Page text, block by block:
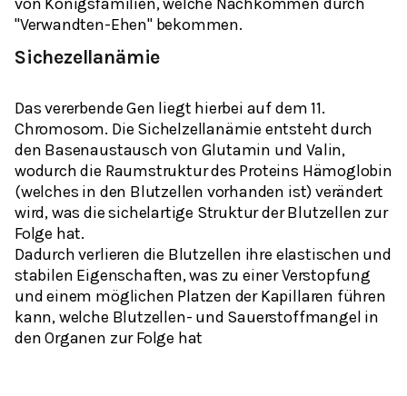
"Verwandten-Ehen" bekommen.
Sichezellanämie
Das vererbende Gen liegt hierbei auf dem 11.
Chromosom. Die Sichelzellanämie entsteht durch
den Basenaustausch von Glutamin und Valin,
wodurch die Raumstruktur des Proteins Hämoglobin
(welches in den Blutzellen vorhanden ist) verändert
wird, was die sichelartige Struktur der Blutzellen zur
Folge hat.
Dadurch verlieren die Blutzellen ihre elastischen und
stabilen Eigenschaften, was zu einer Verstopfung
und einem möglichen Platzen der Kapillaren führen
kann, welche Blutzellen- und Sauerstoffmangel in
den Organen zur Folge hat